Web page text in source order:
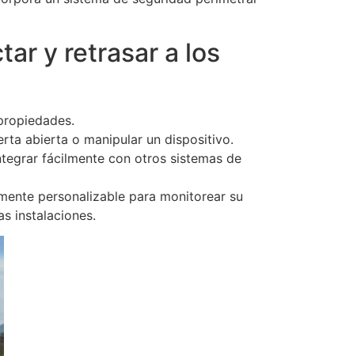
y retrasar a los
abierta o manipular un dispositivo.
fácilmente con otros sistemas de
personalizable para monitorear su
instalaciones.